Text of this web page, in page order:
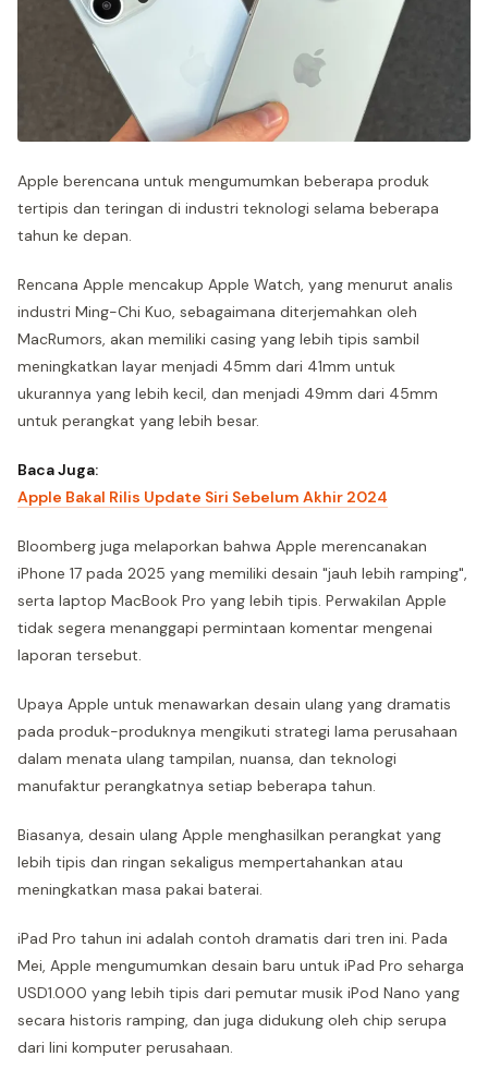
Apple berencana untuk mengumumkan beberapa produk
tertipis dan teringan di industri teknologi selama beberapa
tahun ke depan.
Rencana Apple mencakup Apple Watch, yang menurut analis
industri Ming-Chi Kuo, sebagaimana diterjemahkan oleh
MacRumors, akan memiliki casing yang lebih tipis sambil
meningkatkan layar menjadi 45mm dari 41mm untuk
ukurannya yang lebih kecil, dan menjadi 49mm dari 45mm
untuk perangkat yang lebih besar.
Baca Juga:
Apple Bakal Rilis Update Siri Sebelum Akhir 2024
Bloomberg juga melaporkan bahwa Apple merencanakan
iPhone 17 pada 2025 yang memiliki desain "jauh lebih ramping",
serta laptop MacBook Pro yang lebih tipis. Perwakilan Apple
tidak segera menanggapi permintaan komentar mengenai
laporan tersebut.
Upaya Apple untuk menawarkan desain ulang yang dramatis
pada produk-produknya mengikuti strategi lama perusahaan
dalam menata ulang tampilan, nuansa, dan teknologi
manufaktur perangkatnya setiap beberapa tahun.
Biasanya, desain ulang Apple menghasilkan perangkat yang
lebih tipis dan ringan sekaligus mempertahankan atau
meningkatkan masa pakai baterai.
iPad Pro tahun ini adalah contoh dramatis dari tren ini. Pada
Mei, Apple mengumumkan desain baru untuk iPad Pro seharga
USD1.000 yang lebih tipis dari pemutar musik iPod Nano yang
secara historis ramping, dan juga didukung oleh chip serupa
dari lini komputer perusahaan.